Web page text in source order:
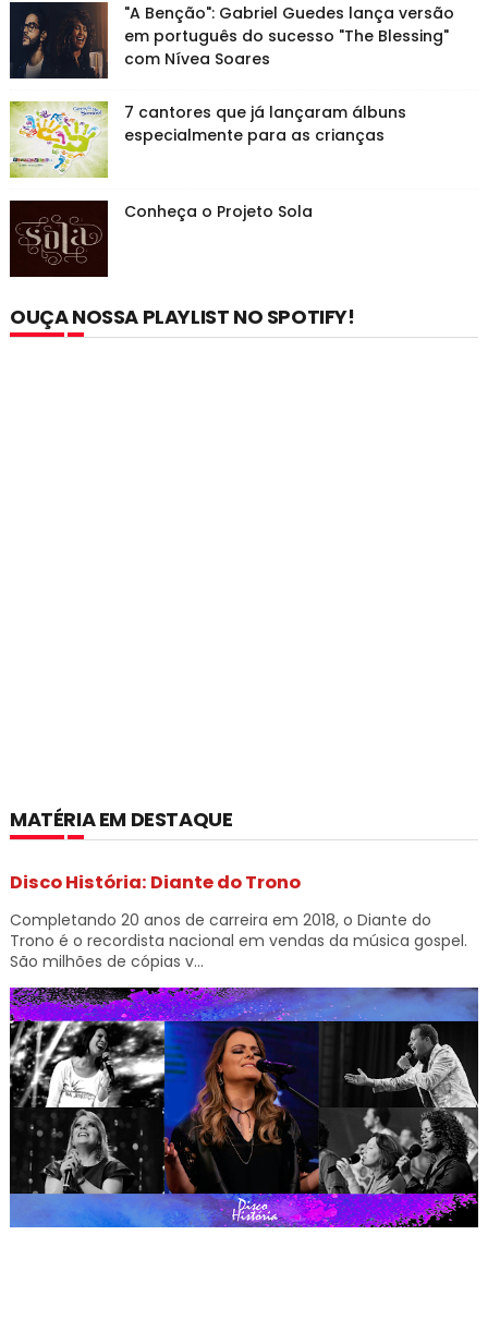
"A Benção": Gabriel Guedes lança versão
em português do sucesso "The Blessing"
com Nívea Soares
7 cantores que já lançaram álbuns
especialmente para as crianças
Conheça o Projeto Sola
OUÇA NOSSA PLAYLIST NO SPOTIFY!
MATÉRIA EM DESTAQUE
Disco História: Diante do Trono
Completando 20 anos de carreira em 2018, o Diante do
Trono é o recordista nacional em vendas da música gospel.
São milhões de cópias v...